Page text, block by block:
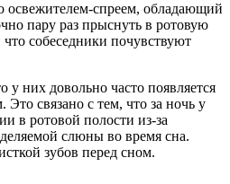
освежителем-спреем, обладающий
пару раз прыснуть в ротовую
что собеседники почувствуют
них довольно часто появляется
Это связано с тем, что за ночь у
в ротовой полости из-за
слюны во время сна.
зубов перед сном.